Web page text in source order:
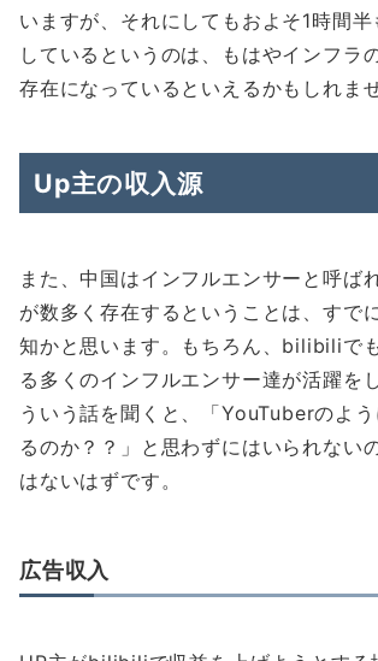
いますが、それにしてもおよそ1時間
しているというのは、もはやインフラ
存在になっているといえるかもしれませ
Up主の収入源
また、中国はインフルエンサーと呼ば
が数多く存在するということは、すで
知かと思います。もちろん、bilibiliで
る多くのインフルエンサー達が活躍を
ういう話を聞くと、「YouTuberのよ
るのか？？」と思わずにはいられない
はないはずです。
広告収入